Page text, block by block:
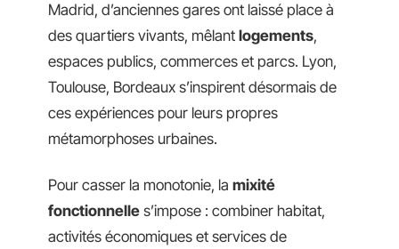
Madrid, d’anciennes gares ont laissé place à
des quartiers vivants, mêlant logements,
espaces publics, commerces et parcs. Lyon,
Toulouse, Bordeaux s’inspirent désormais de
ces expériences pour leurs propres
métamorphoses urbaines.
Pour casser la monotonie, la mixité
fonctionnelle s’impose : combiner habitat,
activités économiques et services de